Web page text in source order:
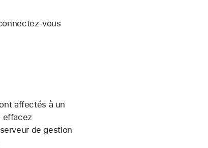
vous
affectés à un
effacez
de gestion